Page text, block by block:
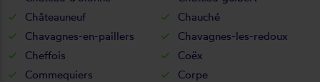
Châteauneuf
Chauché
Chavagnes-en-paillers
Chavagnes-les-redoux
Cheffois
Coëx
Commequiers
Corpe